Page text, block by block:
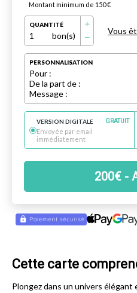
Montant minimum de 150 €
QUANTITÉ
1 bon(s) Vous
PERSONNALISATION
Pour :
De la part de :
Message :
VERSION DIGITALE GRATUIT
Envoyée par email
immédiatement
200€ -
Cette carte
Plongez dans un univers élégant